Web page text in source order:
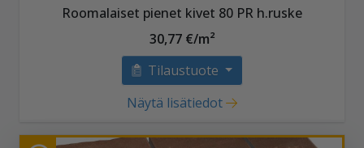
Roomalaiset pienet kivet 80 PR h.ruske
30,77 €/m²
Tilaustuote
Näytä lisätiedot